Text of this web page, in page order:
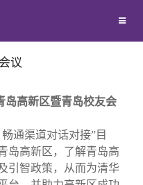
》
议
岛高新区暨青岛校友会
通渠道对话对接”目
岛高新区，了解青岛高
引智政策，从而为清华